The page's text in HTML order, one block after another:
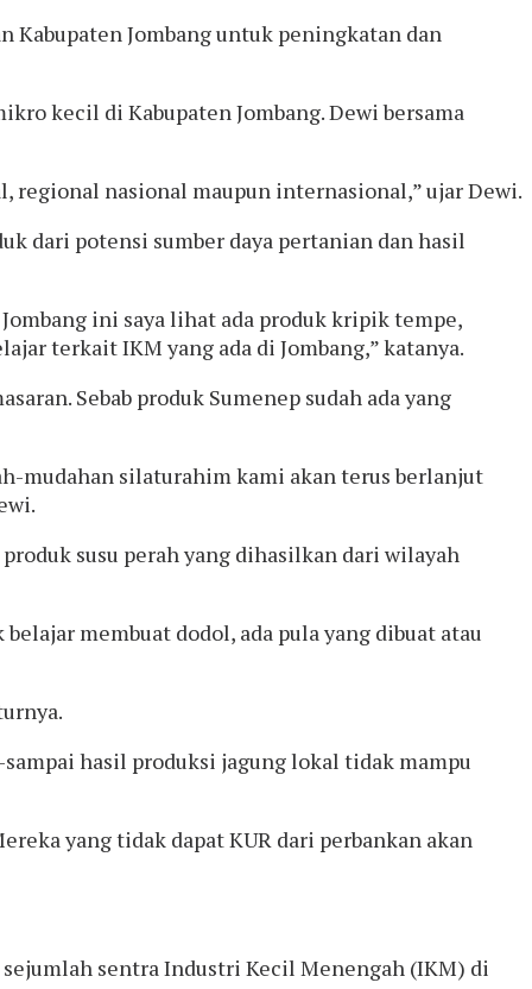
Kabupaten Jombang untuk peningkatan dan
kecil di Kabupaten Jombang. Dewi bersama
regional nasional maupun internasional,” ujar Dewi.
dari potensi sumber daya pertanian dan hasil
ini saya lihat ada produk kripik tempe,
terkait IKM yang ada di Jombang,” katanya.
Sebab produk Sumenep sudah ada yang
mudahan silaturahim kami akan terus berlanjut
susu perah yang dihasilkan dari wilayah
membuat dodol, ada pula yang dibuat atau
hasil produksi jagung lokal tidak mampu
yang tidak dapat KUR dari perbankan akan
sentra Industri Kecil Menengah (IKM) di